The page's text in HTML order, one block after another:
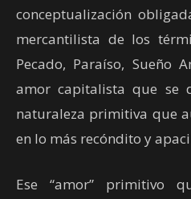
conceptualización
mercantilista de los
Pecado, Paraíso, Sueño
amor capitalista que se
naturaleza primitiva que
en lo más recóndito y
Ese “amor” primitivo